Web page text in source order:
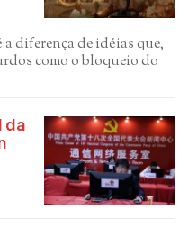
diferença de idéias que,
como o bloqueio do
da